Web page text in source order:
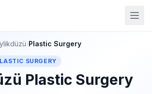
›Plastic Surgery
SURGERY
Plastic Surgery